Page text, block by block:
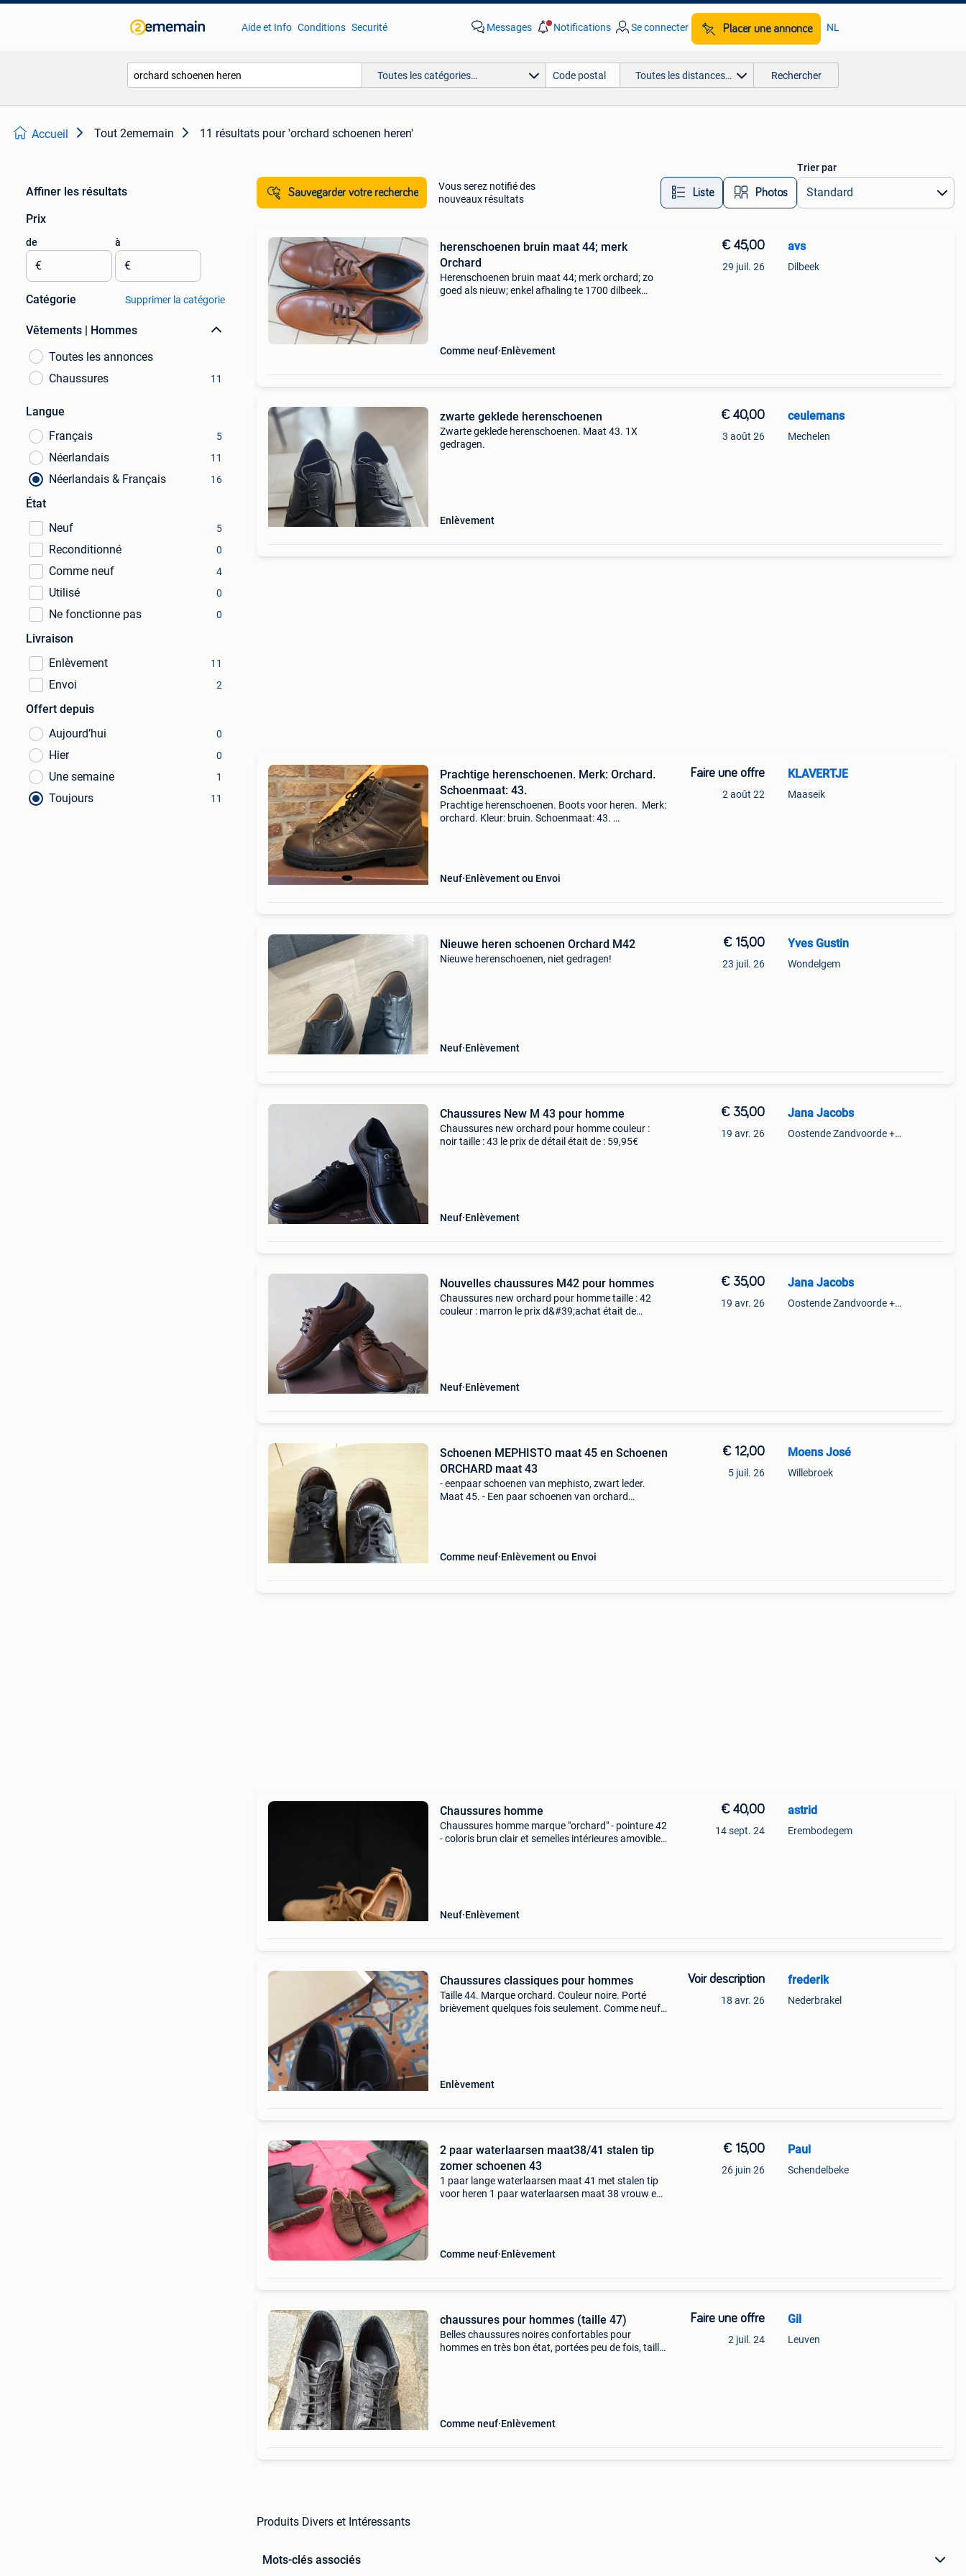
Aide et Info Conditions Securité Messages Notifications Se connecter Placer une annonce NL
Toutes les catégories… Toutes les distances… Rechercher
Accueil Tout 2ememain 11 résultats pour 'orchard schoenen heren'
Affiner les résultats
Prix
de
€
à
€
Catégorie Supprimer la catégorie
Vêtements | Hommes
Toutes les annonces
Chaussures
11
Langue
Français
5
Néerlandais 11
Néerlandais & Français 16
État
Neuf
5
Reconditionné 0
Comme neuf 4
Utilisé 0
Ne fonctionne pas 0
Livraison
Enlèvement
11
Envoi 2
Offert depuis
Aujourd’hui
0
Hier 0
Une semaine 1
Toujours 11
Sauvegarder votre recherche
Vous serez notifié des
nouveaux résultats
Liste Photos
Trier par
herenschoenen bruin maat 44; merk
Orchard
Herenschoenen bruin maat 44; merk orchard; zo
goed als nieuw; enkel afhaling te 1700 dilbeek
Comme neuf Enlèvement
€ 45,00
29 juil. 26
avs
Dilbeek
zwarte geklede herenschoenen
Zwarte geklede herenschoenen. Maat 43. 1X
gedragen.
Enlèvement
€ 40,00
3 août 26
ceulemans
Mechelen
Prachtige herenschoenen. Merk: Orchard.
Schoenmaat: 43.
Prachtige herenschoenen. Boots voor heren. Merk:
orchard. Kleur: bruin. Schoenmaat: 43.
Neuf Enlèvement ou Envoi
Faire une offre
2 août 22
KLAVERTJE
Maaseik
Nieuwe heren schoenen Orchard M42
Nieuwe herenschoenen, niet gedragen!
Neuf Enlèvement
€ 15,00
23 juil. 26
Yves Gustin
Wondelgem
Chaussures New M 43 pour homme
Chaussures new orchard pour homme couleur :
noir taille : 43 le prix de détail était de : 59,95€
Neuf Enlèvement
€ 35,00
19 avr. 26
Jana Jacobs
Oostende Zandvoorde +Oostende
Nouvelles chaussures M42 pour hommes
Chaussures new orchard pour homme taille : 42
couleur : marron le prix d&#39;achat était de
Neuf Enlèvement
€ 35,00
19 avr. 26
Jana Jacobs
Oostende Zandvoorde +Oostende
Schoenen MEPHISTO maat 45 en Schoenen
ORCHARD maat 43
- eenpaar schoenen van mephisto, zwart leder.
Maat 45. - Een paar schoenen van orchard
Comme neuf Enlèvement ou Envoi
€ 12,00
5 juil. 26
Moens José
Willebroek
Chaussures homme
Chaussures homme marque "orchard" - pointure 42
- coloris brun clair et semelles intérieures amovibles
Neuf Enlèvement
€ 40,00
14 sept. 24
astrid
Erembodegem
Chaussures classiques pour hommes
Taille 44. Marque orchard. Couleur noire. Porté
brièvement quelques fois seulement. Comme neuf.
Enlèvement
Voir description
18 avr. 26
frederik
Nederbrakel
2 paar waterlaarsen maat38/41 stalen tip
zomer schoenen 43
1 paar lange waterlaarsen maat 41 met stalen tip
voor heren 1 paar waterlaarsen maat 38 vrouw en
Comme neuf Enlèvement
€ 15,00
26 juin 26
Paul
Schendelbeke
chaussures pour hommes (taille 47)
Belles chaussures noires confortables pour
hommes en très bon état, portées peu de fois, taille
Comme neuf Enlèvement
Faire une offre
2 juil. 24
Gil
Leuven
Produits Divers et Intéressants
Mots-clés associés